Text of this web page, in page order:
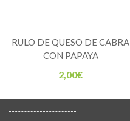
RULO DE QUESO DE CABRA
CON PAPAYA
2,00€